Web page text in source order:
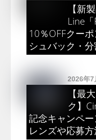
【新
Line
10％OFFクー
シュバック・
2026年7
【最
ク】
記念キャンペ
レンズや応募